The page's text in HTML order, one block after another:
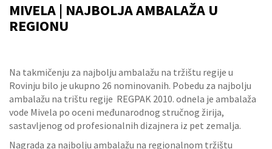
MIVELA | NAJBOLJA AMBALAŽA U
REGIONU
Na takmičenju za najbolju ambalažu na tržištu regije u
Rovinju bilo je ukupno 26 nominovanih. Pobedu za najbolju
ambalažu na trištu regije REGPAK 2010. odnela je ambalaža
vode Mivela po oceni međunarodnog stručnog žirija,
sastavljenog od profesionalnih dizajnera iz pet zemalja.
Nagrada za najbolju ambalažu na regionalnom tržištu